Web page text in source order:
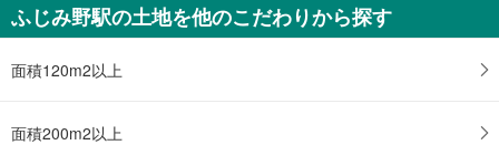
ふじみ野駅の土地を他のこだわりから探す
面積120m2以上
面積200m2以上